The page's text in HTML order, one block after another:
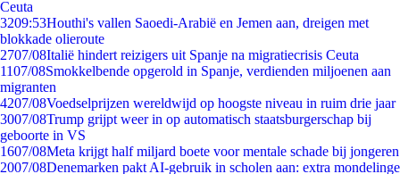
Ceuta
3209:53Houthi's vallen Saoedi-Arabië en Jemen aan, dreigen met
blokkade olieroute
2707/08Italië hindert reizigers uit Spanje na migratiecrisis Ceuta
1107/08Smokkelbende opgerold in Spanje, verdienden miljoenen aan
migranten
4207/08Voedselprijzen wereldwijd op hoogste niveau in ruim drie jaar
3007/08Trump grijpt weer in op automatisch staatsburgerschap bij
geboorte in VS
1607/08Meta krijgt half miljard boete voor mentale schade bij jongeren
2007/08Denemarken pakt AI-gebruik in scholen aan: extra mondelinge